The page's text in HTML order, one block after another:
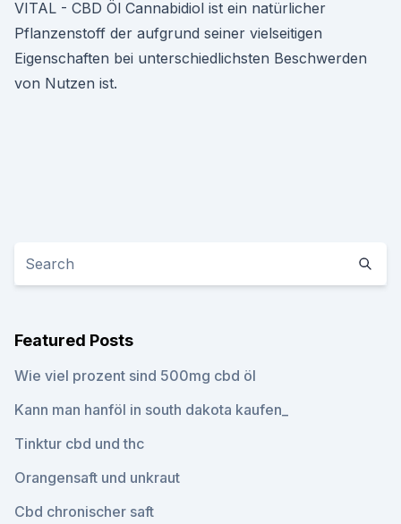
VITAL - CBD Öl Cannabidiol ist ein natürlicher
Pflanzenstoff der aufgrund seiner vielseitigen
Eigenschaften bei unterschiedlichsten Beschwerden
von Nutzen ist.
Featured Posts
Wie viel prozent sind 500mg cbd öl
Kann man hanföl in south dakota kaufen_
Tinktur cbd und thc
Orangensaft und unkraut
Cbd chronischer saft